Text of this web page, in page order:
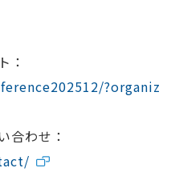
：
?organiz
合わせ：